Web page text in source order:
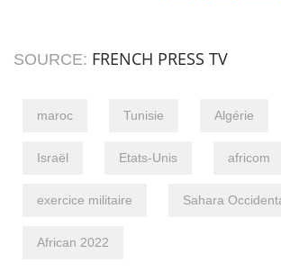
SOURCE: FRENCH PRESS TV
maroc Tunisie Algérie
Israël Etats-Unis africom
exercice militaire Sahara
African 2022